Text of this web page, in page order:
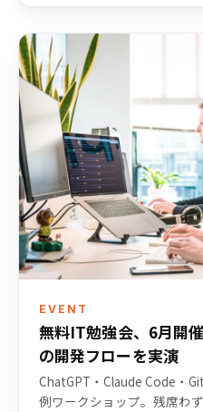
EVENT
無料IT勉強会、6月開
の開発フローを実演
ChatGPT・Claude Code・
例ワークショップ。残席わず